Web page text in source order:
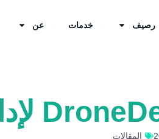
رصيف خدمات عن
المقالات